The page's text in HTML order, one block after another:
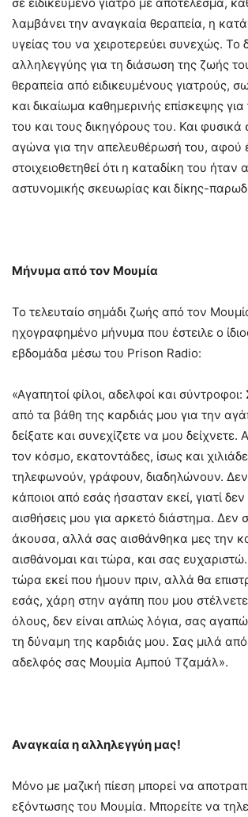
λαμβάνει την αναγκαία θεραπεία, η
υγείας του να χειροτερεύει συνεχώς. Το
αλληλεγγύης για τη διάσωση της ζωής
θεραπεία από ειδικευμένους γιατρούς,
και δικαίωμα καθημερινής επίσκεψης για
του και τους δικηγόρους του. Και φυσικά
αγώνα για την απελευθέρωσή του, αφού
στοιχειοθετηθεί ότι η καταδίκη του ήταν
αστυνομικής σκευωρίας και δίκης-
Μήνυμα από τον Μουμία
Το τελευταίο σημάδι ζωής από τον
ηχογραφημένο μήνυμα που έστειλε ο
εβδομάδα μέσω του Prison Radio:
«Αγαπητοί φίλοι, αδελφοί και
από τα βάθη της καρδιάς μου για την
δείξατε και συνεχίζετε να μου
τον κόσμο, εκατοντάδες, ίσως και
τηλεφωνούν, γράφουν, διαδηλώνουν. Δεν
κάποιοι από εσάς ήσασταν εκεί, γιατί δεν
αισθήσεις μου για αρκετό διάστημα. Δεν
άκουσα, αλλά σας αισθάνθηκα μες την
αισθάνομαι και τώρα, και σας
τώρα εκεί που ήμουν πριν, αλλά θα
εσάς, χάρη στην αγάπη που μου
όλους, δεν είναι απλώς λόγια, σας
τη δύναμη της καρδιάς μου. Σας μιλά
αδελφός σας Μουμία Αμπού Τζαμάλ».
Αναγκαία η αλληλεγγύη μας!
Μόνο με μαζική πίεση μπορεί να
εξόντωσης του Μουμία. Μπορείτε να